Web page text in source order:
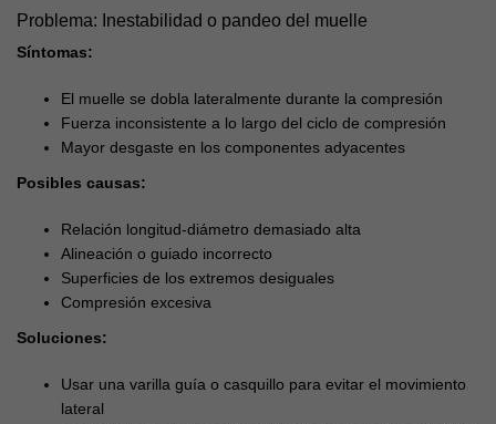
Problema: Inestabilidad o pandeo del muelle
Síntomas:
El muelle se dobla lateralmente durante la compresión
Fuerza inconsistente a lo largo del ciclo de compresión
Mayor desgaste en los componentes adyacentes
Posibles causas:
Relación longitud-diámetro demasiado alta
Alineación o guiado incorrecto
Superficies de los extremos desiguales
Compresión excesiva
Soluciones:
Usar una varilla guía o casquillo para evitar el movimiento
lateral